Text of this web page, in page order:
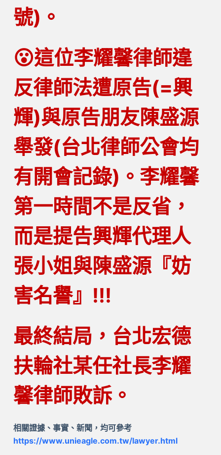
號)。
😮這位李耀馨律師違
反律師法遭原告(=興
輝)與原告朋友陳盛源
舉發(台北律師公會均
有開會記錄)。李耀馨
第一時間不是反省，
而是提告興輝代理人
張小姐與陳盛源『妨
害名譽』!!!
最終結局， 台北宏德
扶輪社某任社長李耀
馨律師敗訴。
相關證據、事實、新聞，均可參考
https://www.unieagle.com.tw/lawyer.html